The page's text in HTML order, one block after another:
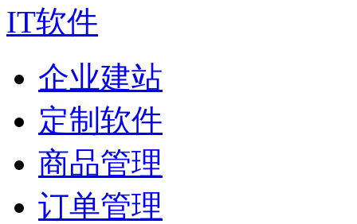
IT软件
企业建站
定制软件
商品管理
订单管理